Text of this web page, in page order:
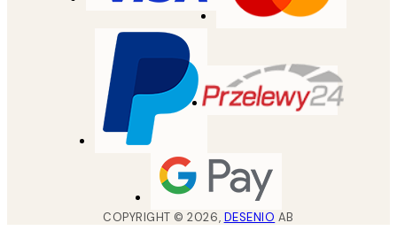
COPYRIGHT ©2026, DESENIO AB